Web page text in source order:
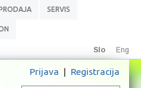
SERVIS
Slo Eng
Prijava | Registracija